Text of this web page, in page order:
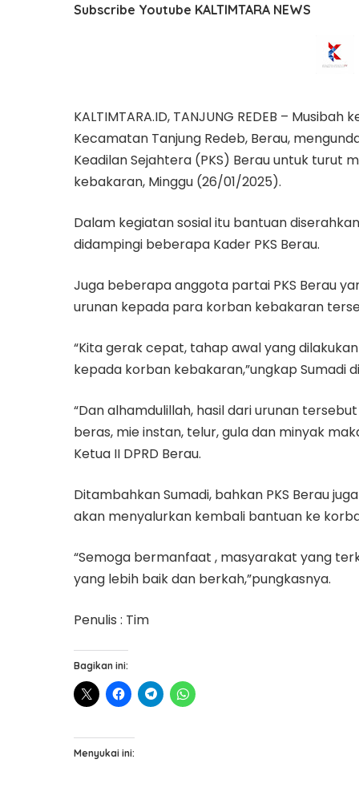
Subscribe Youtube KALTIMTARA NEWS
KALTIMTARA.ID, TANJUNG REDEB –
Kecamatan Tanjung Redeb, Berau,
Keadilan Sejahtera (PKS) Berau untuk turut
kebakaran, Minggu (26/01/2025).
Dalam kegiatan sosial itu bantuan
didampingi beberapa Kader PKS Berau.
Juga beberapa anggota partai PKS Berau
urunan kepada para korban kebakaran
“Kita gerak cepat, tahap awal yang
kepada korban kebakaran,”ungkap Sumadi
“Dan alhamdulillah, hasil dari urunan
beras, mie instan, telur, gula dan minyak
Ketua II DPRD Berau.
Ditambahkan Sumadi, bahkan PKS Berau
akan menyalurkan kembali bantuan ke
“Semoga bermanfaat , masyarakat yang
yang lebih baik dan berkah,”pungkasnya.
Penulis : Tim
Bagikan ini:
Menyukai ini: